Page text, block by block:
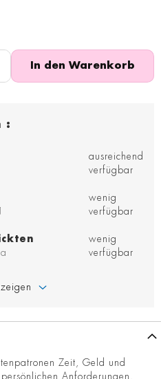
In den Warenkorb
:
ausreichend
verfügbar
wenig
verfügbar
wenig
verfügbar
Zeit, Geld und
Anforderungen.